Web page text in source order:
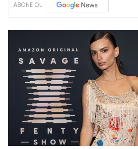
ABONE OL